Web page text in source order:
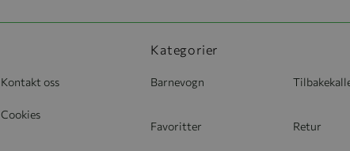
Kontakt oss
Cookies
Kategorier
Barnevogn
Favoritter Retur